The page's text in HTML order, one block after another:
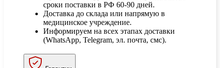
сроки поставки в РФ 60-90 дней.
Доставка до склада или напрямую в
медицинское учреждение.
Информируем на всех этапах доставки
(WhatsApp, Telegram, эл. почта, смс).